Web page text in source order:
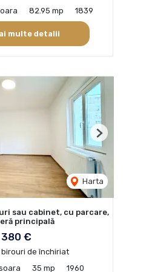
82.95 mp 1839
multe detalii
Harta
Next
sau cabinet, cu parcare,
principală
380 €
de închiriat
35 mp 1960